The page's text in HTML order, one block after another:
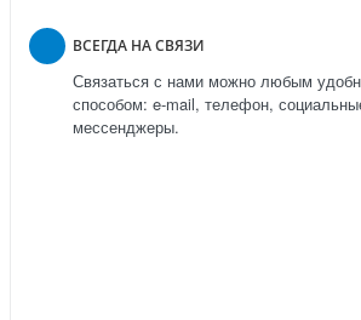
ВСЕГДА НА СВЯЗИ
Связаться с нами можно любым
способом: e-mail, телефон,
мессенджеры.